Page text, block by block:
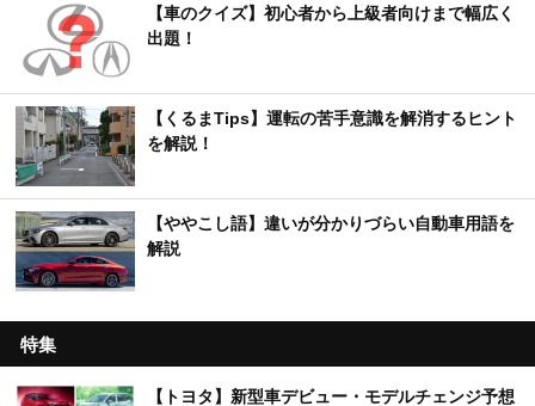
【車のクイズ】初心者から上級者向けまで幅広く
出題！
【くるまTips】運転の苦手意識を解消するヒント
を解説！
【ややこし語】違いが分かりづらい自動車用語を
解説
特集
【トヨタ】新型車デビュー・モデルチェンジ予想